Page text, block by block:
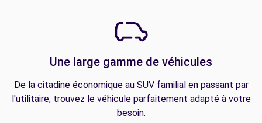
Une large gamme de véhicules
De la citadine économique au SUV familial en passant par
l'utilitaire, trouvez le véhicule parfaitement adapté à votre
besoin.